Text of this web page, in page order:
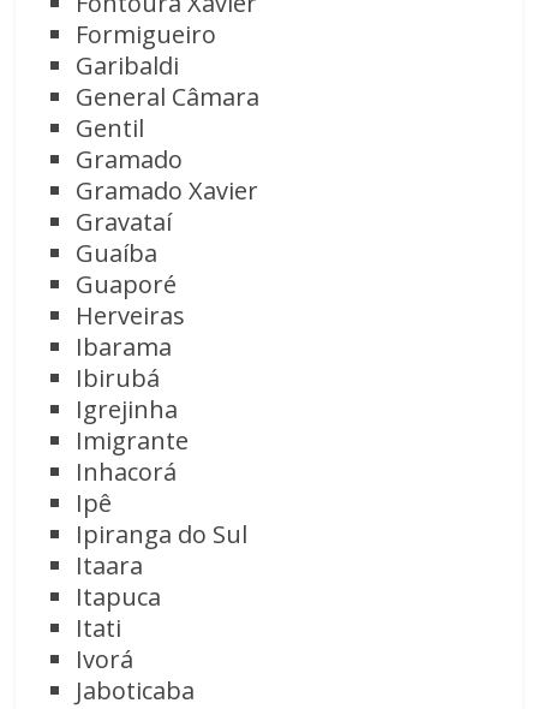
Formigueiro
Garibaldi
General Câmara
Gentil
Gramado
Gramado Xavier
Gravataí
Guaíba
Guaporé
Herveiras
Ibarama
Ibirubá
Igrejinha
Imigrante
Inhacorá
Ipê
Ipiranga do Sul
Itaara
Itapuca
Itati
Ivorá
Jaboticaba